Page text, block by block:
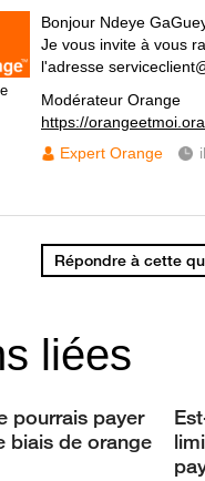
Bonjour Ndeye
Je vous invite à vous
l'adresse
Modérateur Orange
https://
Expert Orange
Répondre à cette
liées
pourrais payer
biais de orange